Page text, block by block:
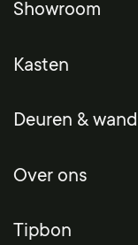
Showroom
Kasten
Deuren &
Over ons
Tipbon